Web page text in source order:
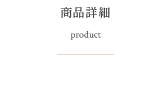
商品詳細
product